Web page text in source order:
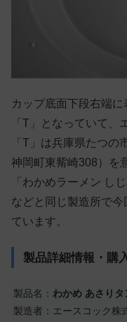
カップ底面下段右端
「T」となっていて、
「T」は兵庫県たつの
神岡町東觜崎308）を
「わかめラーメン し
などと同じ製造所で
ています。
製品詳細情報・購
製品名： わかめ あさりタ
製造者：エースコック株